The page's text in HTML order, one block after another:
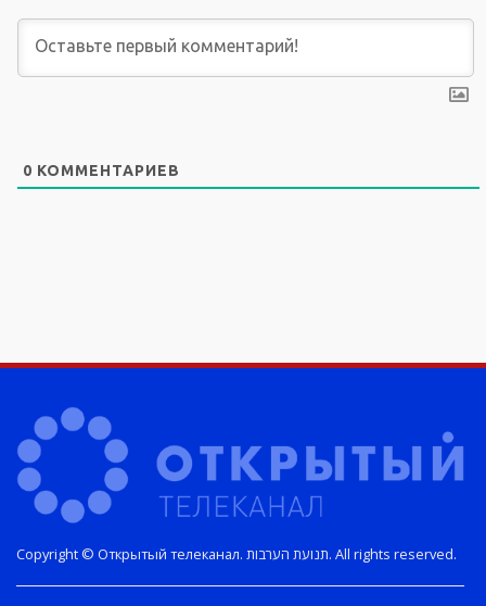
0 КОММЕНТАРИЕВ
Copyright © Открытый телеканал. תנועת הערבות. All rights reserved.